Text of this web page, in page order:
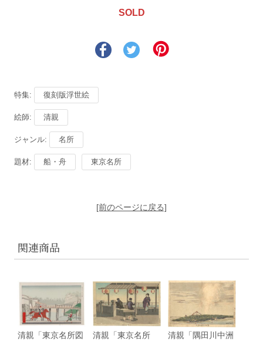
SOLD
特集: 復刻版浮世絵
絵師: 清親
ジャンル: 名所
題材: 船・舟 東京名所
[前のページに戻る]
関連商品
清親「東京名所図
清親「東京名所
清親「隅田川中洲